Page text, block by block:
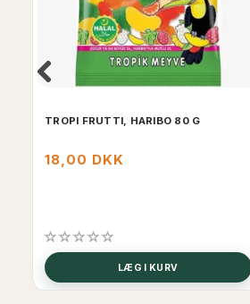
TROPI FRUTTI, HARIBO 80 G
18,00 DKK
LÆG I KURV